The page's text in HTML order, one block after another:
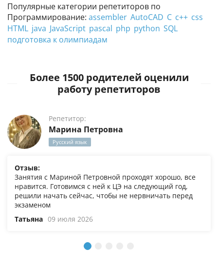
Популярные категории репетиторов по
Программирование: assembler AutoCAD C c++ css
HTML java JavaScript pascal php python SQL
подготовка к олимпиадам
Более 1500 родителей оценили
работу репетиторов
Репетитор:
Марина Петровна
Русский язык
Отзыв:
Занятия с Мариной Петровной проходят хорошо, все
нравится. Готовимся с ней к ЦЭ на следующий год,
решили начать сейчас, чтобы не нервничать перед
экзаменом
Татьяна 09 июля 2026